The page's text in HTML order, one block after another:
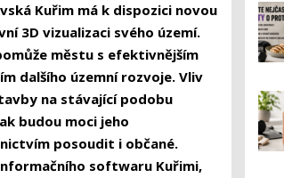
Kuřim má k dispozici novou
3D vizualizaci svého území.
městu s efektivnějším
dalšího územní rozvoje. Vliv
na stávající podobu
budou moci jeho
posoudit i občané.
softwaru Kuřimi,